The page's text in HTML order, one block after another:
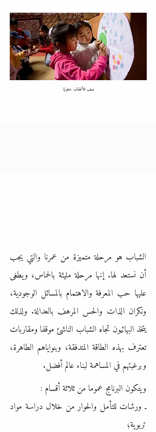
صف للأطفال، منغوليا
الشباب هو مرحلة متميزة من عمرنا والتي يجب
أن نستعد لها. إنها مرحلة مليئة بالحماس، ويطغى
عليها حب المعرفة والاهتمام بالمسائل الوجودية،
ونكران الذات والحس المرهف بالعدالة. ولذلك
يتخذ البهائيون تجاه الشباب الناشئ موقفا ومقاربات
تعترف بهذه الطاقة المتدفقة، وبنواياهم الطاهرة،
وبرغبتهم في المساهمة لبناء عالم أفضل.
ويتكون البرنامج عموما من ثلاثة أقسام :
ـ ورشات للتأمل والحوار من خلال دراسة مواد
تربوية؛